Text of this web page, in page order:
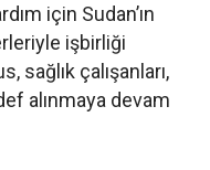
için Sudan’ın
işbirliği
sağlık çalışanları,
alınmaya devam